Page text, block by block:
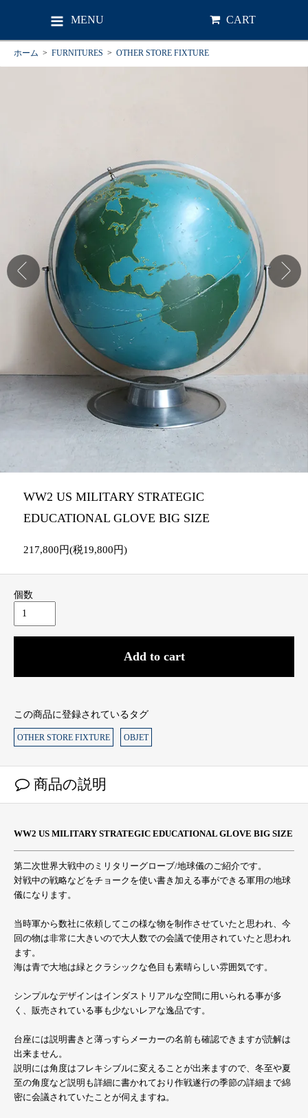
MENU CART
ホーム > FURNITURES > OTHER STORE FIXTURE
WW2 US MILITARY STRATEGIC
EDUCATIONAL GLOVE BIG SIZE
217,800円(税19,800円)
個数
Add to cart
この商品に登録されているタグ
OTHER STORE FIXTURE OBJET
商品の説明
WW2 US MILITARY STRATEGIC EDUCATIONAL GLOVE BIG SIZE
第二次世界大戦中のミリタリーグローブ/地球儀のご紹介です。
対戦中の戦略などをチョークを使い書き加える事ができる軍用の地球
儀になります。
当時軍から数社に依頼してこの様な物を制作させていたと思われ、今
回の物は非常に大きいので大人数での会議で使用されていたと思われ
ます。
海は青で大地は緑とクラシックな色目も素晴らしい雰囲気です。
シンプルなデザインはインダストリアルな空間に用いられる事が多
く、販売されている事も少ないレアな逸品です。
台座には説明書きと薄っすらメーカーの名前も確認できますが読解は
出来ません。
説明には角度はフレキシブルに変えることが出来ますので、冬至や夏
至の角度など説明も詳細に書かれており作戦遂行の季節の詳細まで綿
密に会議されていたことが伺えますね。